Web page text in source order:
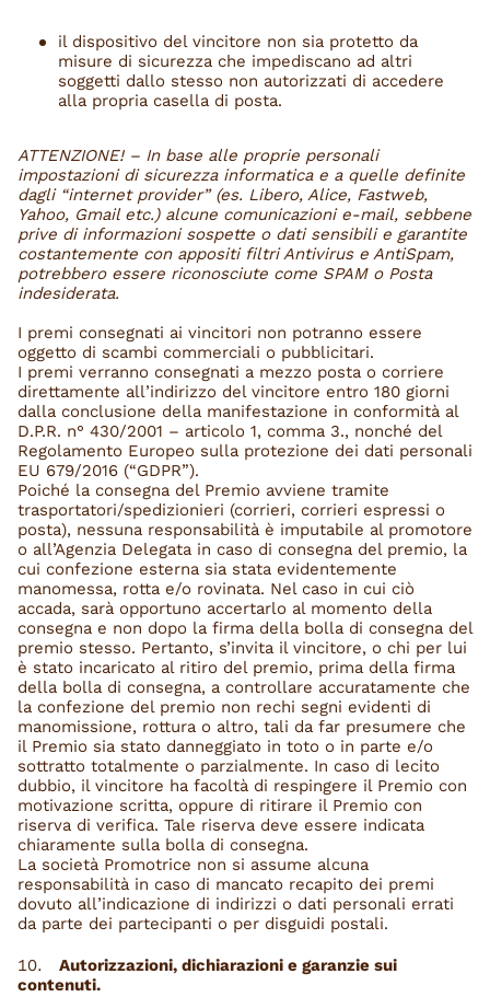
il dispositivo del vincitore non sia protetto da
misure di sicurezza che impediscano ad altri
soggetti dallo stesso non autorizzati di accedere
alla propria casella di posta.
ATTENZIONE! – In base alle proprie personali
impostazioni di sicurezza informatica e a quelle definite
dagli “internet provider” (es. Libero, Alice, Fastweb,
Yahoo, Gmail etc.) alcune comunicazioni e-mail, sebbene
prive di informazioni sospette o dati sensibili e garantite
costantemente con appositi filtri Antivirus e AntiSpam,
potrebbero essere riconosciute come SPAM o Posta
indesiderata.
I premi consegnati ai vincitori non potranno essere
oggetto di scambi commerciali o pubblicitari.
I premi verranno consegnati a mezzo posta o corriere
direttamente all’indirizzo del vincitore entro 180 giorni
dalla conclusione della manifestazione in conformità al
D.P.R. n° 430/2001 – articolo 1, comma 3., nonché del
Regolamento Europeo sulla protezione dei dati personali
EU 679/2016 (“GDPR”).
Poiché la consegna del Premio avviene tramite
trasportatori/spedizionieri (corrieri, corrieri espressi o
posta), nessuna responsabilità è imputabile al promotore
o all’Agenzia Delegata in caso di consegna del premio, la
cui confezione esterna sia stata evidentemente
manomessa, rotta e/o rovinata. Nel caso in cui ciò
accada, sarà opportuno accertarlo al momento della
consegna e non dopo la firma della bolla di consegna del
premio stesso. Pertanto, s’invita il vincitore, o chi per lui
è stato incaricato al ritiro del premio, prima della firma
della bolla di consegna, a controllare accuratamente che
la confezione del premio non rechi segni evidenti di
manomissione, rottura o altro, tali da far presumere che
il Premio sia stato danneggiato in toto o in parte e/o
sottratto totalmente o parzialmente. In caso di lecito
dubbio, il vincitore ha facoltà di respingere il Premio con
motivazione scritta, oppure di ritirare il Premio con
riserva di verifica. Tale riserva deve essere indicata
chiaramente sulla bolla di consegna.
La società Promotrice non si assume alcuna
responsabilità in caso di mancato recapito dei premi
dovuto all’indicazione di indirizzi o dati personali errati
da parte dei partecipanti o per disguidi postali.
Autorizzazioni, dichiarazioni e garanzie sui
contenuti.